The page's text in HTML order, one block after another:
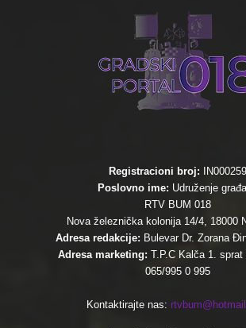
Registracioni broj: IN000259
Poslovno ime: Udruženje
RTV BUM 018
Nova železnička kolonija 14/4, 18000
Adresa redakcije: Bulevar Dr. Zorana
Adresa marketing: T.P.C Kalča 1. sprat
065/995 0 995
Kontaktirajte nas: